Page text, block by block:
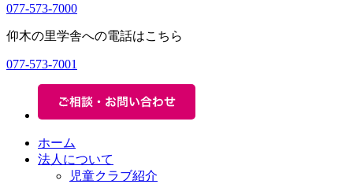
077-573-7000
仰木の里学舎への電話はこちら
077-573-7001
ホーム
法人について
児童クラブ紹介